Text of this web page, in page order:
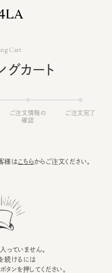
Cart
グカート
ご注文情報の
確認
ご注文完了
様はこちらからご注文ください。
っていません。
続けるには
タンを押してください。